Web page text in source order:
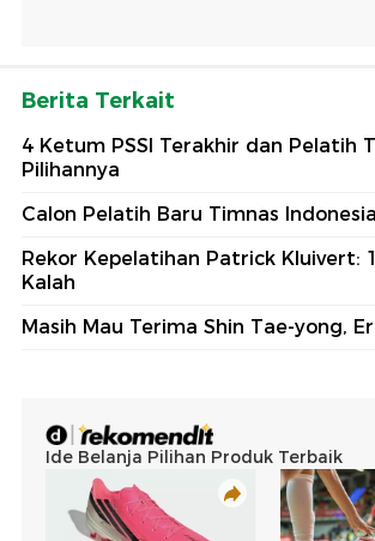
Berita Terkait
4 Ketum PSSI Terakhir dan Pelatih
Pilihannya
Calon Pelatih Baru Timnas
Rekor Kepelatihan Patrick Kluivert:
Kalah
Masih Mau Terima Shin Tae-yong,